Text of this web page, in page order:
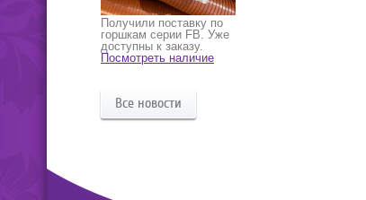
Получили поставку по
горшкам серии FB. Уже
доступны к заказу.
Посмотреть наличие
Все новости